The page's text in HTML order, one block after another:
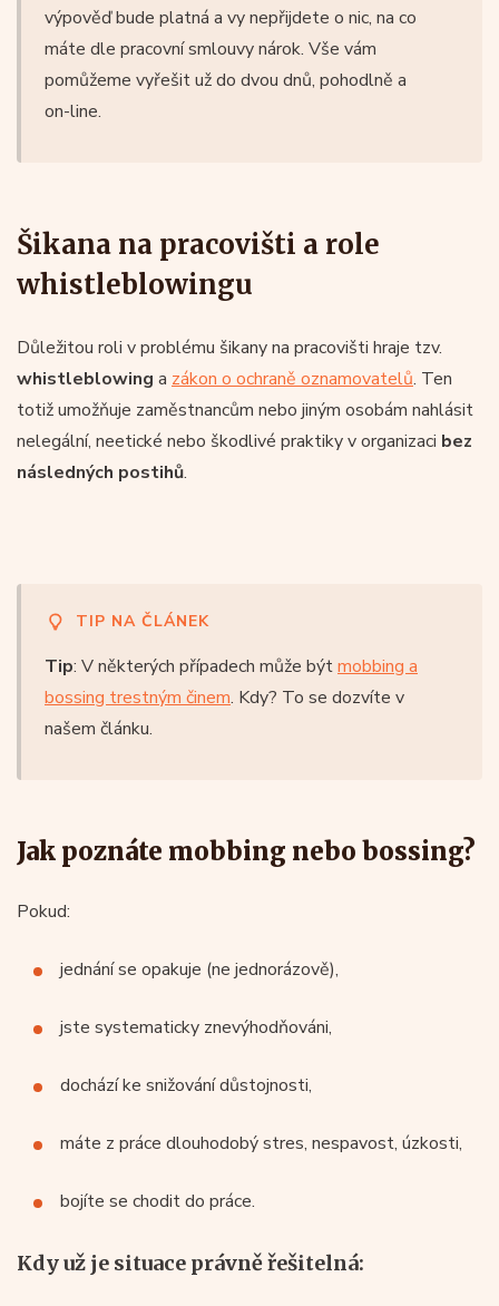
výpověď bude platná a vy nepřijdete o nic, na co
máte dle pracovní smlouvy nárok. Vše vám
pomůžeme vyřešit už do dvou dnů, pohodlně a
on-line.
Šikana na pracovišti a role
whistleblowingu
Důležitou roli v problému šikany na pracovišti hraje tzv.
whistleblowing a zákon o ochraně oznamovatelů. Ten
totiž umožňuje zaměstnancům nebo jiným osobám nahlásit
nelegální, neetické nebo škodlivé praktiky v organizaci bez
následných postihů.
TIP NA ČLÁNEK
Tip: V některých případech může býtmobbing a
bossing trestným činem. Kdy? To se dozvíte v
našem článku.
Jak poznáte mobbing nebo bossing?
Pokud:
jednání se opakuje (ne jednorázově),
jste systematicky znevýhodňováni,
dochází ke snižování důstojnosti,
máte z práce dlouhodobý stres, nespavost, úzkosti,
bojíte se chodit do práce.
Kdy už je situace právně řešitelná: